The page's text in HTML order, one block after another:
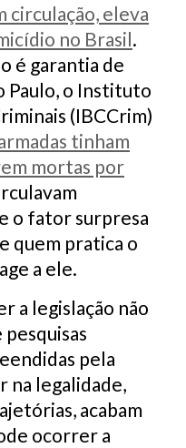
circulação, eleva
no Brasil.
é garantia de
Paulo, o Instituto
(IBCCrim)
tinham
mortas por
o fator surpresa
quem pratica o
a ele.
a legislação não
pesquisas
pela
na legalidade,
acabam
ocorrer a